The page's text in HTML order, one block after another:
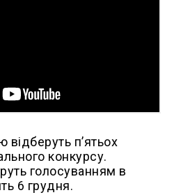
п’ятьох
конкурсу.
голосуванням в
6 грудня.